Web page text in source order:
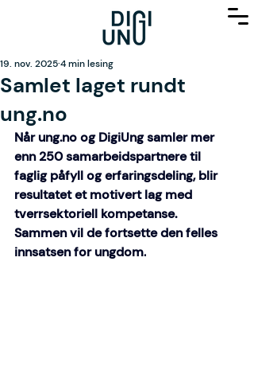
Samlet laget rundt
ung.no
19. nov. 20254 min lesing
Når ung.no og DigiUng samler mer
enn 250 samarbeidspartnere til
faglig påfyll og erfaringsdeling, blir
resultatet et motivert lag med
tverrsektoriell kompetanse.
Sammen vil de fortsette den felles
innsatsen for ungdom.